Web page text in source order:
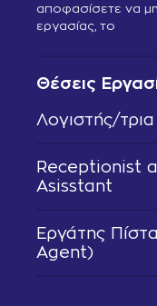
Θέσεις
Λογιστής/τρια
Receptionist
Asisstant
Εργάτης
Agent)
αποφασίσετε να
εργασίας, το